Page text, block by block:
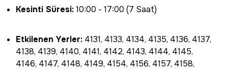
Kesinti Süresi:10:00 - 17:00 (7 Saat)
Etkilenen Yerler: 4131, 4133, 4134, 4135, 4136, 4137,
4138, 4139, 4140, 4141, 4142, 4143, 4144, 4145,
4146, 4147, 4148, 4149, 4154, 4156, 4157, 4158,